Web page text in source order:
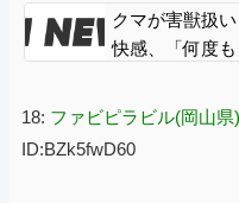
クマが害獣扱
快感、「何度
18: ファビピラビル(岡山県
ID:BZk5fwD60